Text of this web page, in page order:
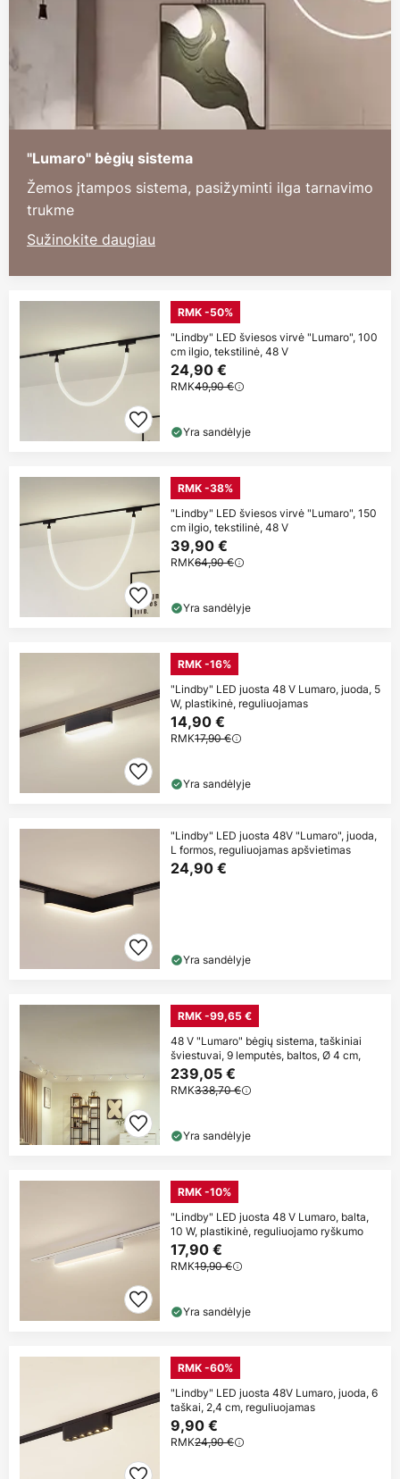
"Lumaro" bėgių sistema
Žemos įtampos sistema, pasižyminti ilga tarnavimo
trukme
Sužinokite daugiau
RMK -50%
"Lindby" LED šviesos virvė "Lumaro", 100
cm ilgio, tekstilinė, 48 V
24,90 €
RMK49,90 €
Yra sandėlyje
RMK -38%
"Lindby" LED šviesos virvė "Lumaro", 150
cm ilgio, tekstilinė, 48 V
39,90 €
RMK64,90 €
Yra sandėlyje
RMK -16%
"Lindby" LED juosta 48 V Lumaro, juoda, 5
W, plastikinė, reguliuojamas
14,90 €
RMK17,90 €
Yra sandėlyje
"Lindby" LED juosta 48V "Lumaro", juoda,
L formos, reguliuojamas apšvietimas
24,90 €
Yra sandėlyje
RMK -99,65 €
48 V "Lumaro" bėgių sistema, taškiniai
šviestuvai, 9 lemputės, baltos, Ø 4 cm,
239,05 €
RMK338,70 €
Yra sandėlyje
RMK -10%
"Lindby" LED juosta 48 V Lumaro, balta,
10 W, plastikinė, reguliuojamo ryškumo
17,90 €
RMK19,90 €
Yra sandėlyje
RMK -60%
"Lindby" LED juosta 48V Lumaro, juoda, 6
taškai, 2,4 cm, reguliuojamas
9,90 €
RMK24,90 €